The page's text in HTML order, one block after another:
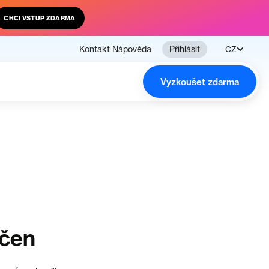
CHCI VSTUP ZDARMA
Kontakt Nápověda Přihlásit CZ
Vyzkoušet zdarma